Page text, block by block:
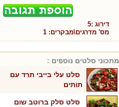
דירוג :5
מס' מדרגים\מבקרים: 1
מתכוני סלטים נוספים :
סלט עלי בייבי תרד עם
תותים
סלט סלק ברוטב שום